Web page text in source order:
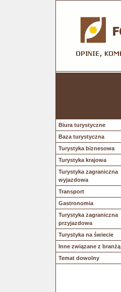
Biura turystyczne
Baza turystyczna
Turystyka biznesowa
Turystyka krajowa
Turystyka zagraniczna
wyjazdowa
Transport
Gastronomia
Turystyka zagraniczna
przyjazdowa
Turystyka na świecie
Inne związane z branżą
Temat dowolny